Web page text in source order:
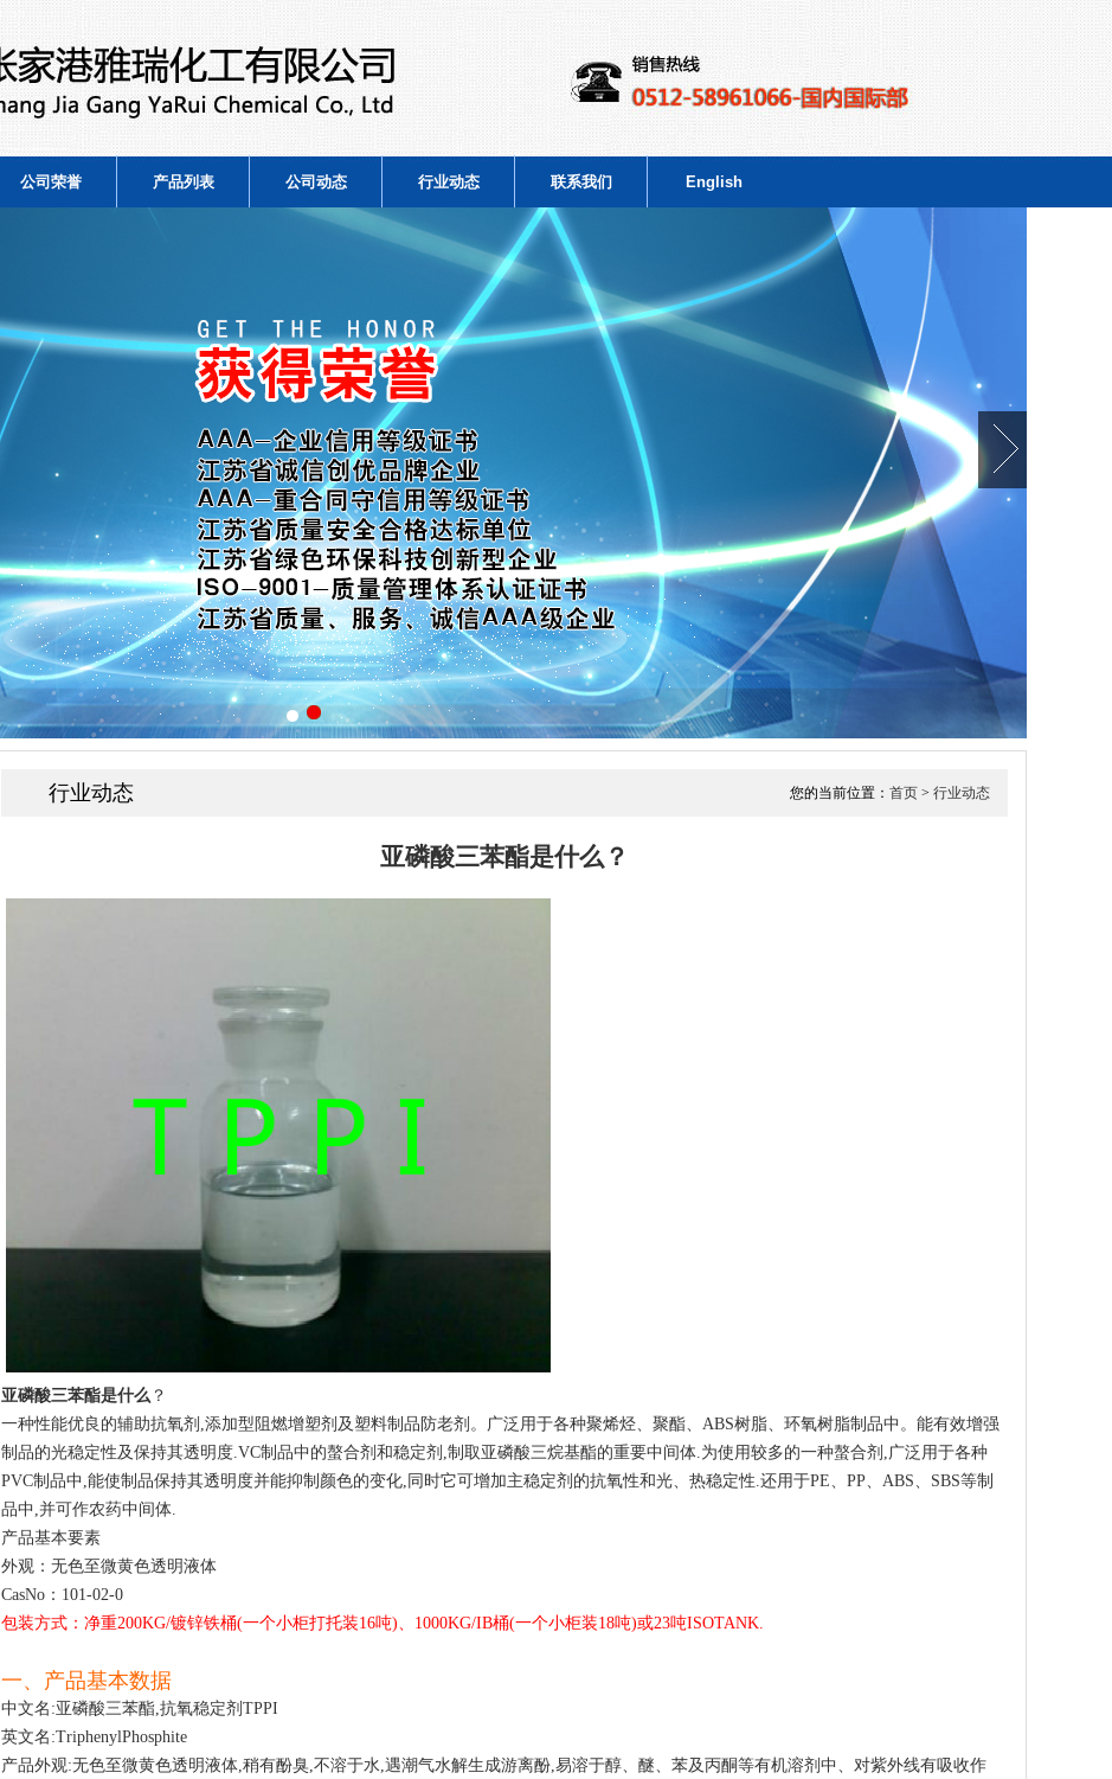
公司荣誉 产品列表 公司动态 行业动态 联系我们 English
行业动态 您的当前位置： 首页 > 行业动态
亚磷酸三苯酯是什么？
亚磷酸三苯酯是什么 ？
一种性能优良的辅助抗氧剂,添加型阻燃增塑剂及塑料制品防老剂。广泛用于各种聚烯烃、聚酯、ABS树脂、环氧树脂制品中。能有效增强
制品的光稳定性及保持其透明度.VC制品中的螯合剂和稳定剂,制取亚磷酸三烷基酯的重要中间体.为使用较多的一种螯合剂,广泛用于各种
PVC制品中,能使制品保持其透明度并能抑制颜色的变化,同时它可增加主稳定剂的抗氧性和光、热稳定性.还用于PE、PP、ABS、SBS等制
品中,并可作农药中间体.
产品基本要素
外观：无色至微黄色透明液体
CasNo：101-02-0
包装方式：净重200KG/镀锌铁桶(一个小柜打托装16吨)、1000KG/IB桶(一个小柜装18吨)或23吨ISOTANK.
一、产品基本数据
中文名:亚磷酸三苯酯 ,抗氧稳定剂TPPI
英文名:TriphenylPhosphite
产品外观:无色至微黄色透明液体,稍有酚臭,不溶于水,遇潮气水解生成游离酚,易溶于醇、醚、苯及丙酮等有机溶剂中、对紫外线有吸收作